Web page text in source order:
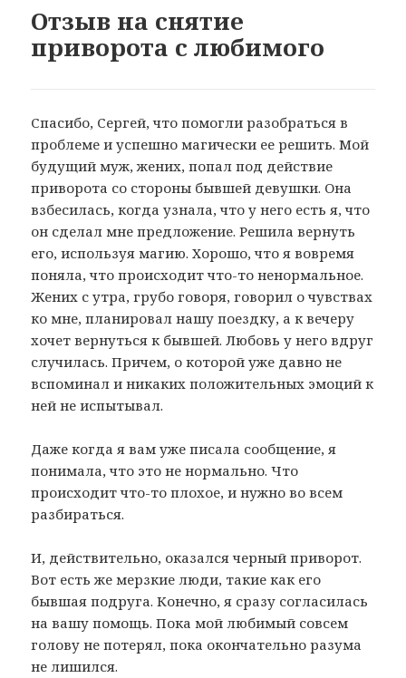
Отзыв на снятие
приворота с любимого
Спасибо, Сергей, что помогли разобраться в
проблеме и успешно магически ее решить. Мой
будущий муж, жених, попал под действие
приворота со стороны бывшей девушки. Она
взбесилась, когда узнала, что у него есть я, что
он сделал мне предложение. Решила вернуть
его, используя магию. Хорошо, что я вовремя
поняла, что происходит что-то ненормальное.
Жених с утра, грубо говоря, говорил о чувствах
ко мне, планировал нашу поездку, а к вечеру
хочет вернуться к бывшей. Любовь у него вдруг
случилась. Причем, о которой уже давно не
вспоминал и никаких положительных эмоций к
ней не испытывал.
Даже когда я вам уже писала сообщение, я
понимала, что это не нормально. Что
происходит что-то плохое, и нужно во всем
разбираться.
И, действительно, оказался черный приворот.
Вот есть же мерзкие люди, такие как его
бывшая подруга. Конечно, я сразу согласилась
на вашу помощь. Пока мой любимый совсем
голову не потерял, пока окончательно разума
не лишился.